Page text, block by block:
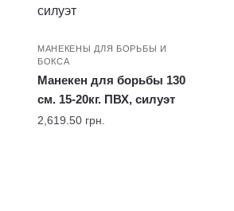
МАНЕКЕНЫ ДЛЯ БОРЬБЫ И
БОКСА
Манекен для борьбы 130
см. 15-20кг. ПВХ, силуэт
2,619.50 грн.